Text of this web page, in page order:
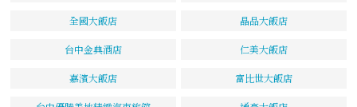
全國大飯店 晶品大飯店
台中金典酒店 仁美大飯店
嘉濱大飯店 富比世大飯店